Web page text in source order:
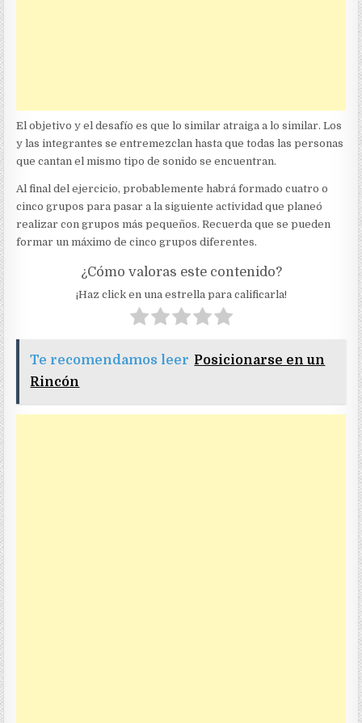
El objetivo y el desafío es que lo similar atraiga a lo similar. Los
y las integrantes se entremezclan hasta que todas las personas
que cantan el mismo tipo de sonido se encuentran.
Al final del ejercicio, probablemente habrá formado cuatro o
cinco grupos para pasar a la siguiente actividad que planeó
realizar con grupos más pequeños. Recuerda que se pueden
formar un máximo de cinco grupos diferentes.
¿Cómo valoras este contenido?
¡Haz click en una estrella para calificarla!
Te recomendamos leer Posicionarse en un
Rincón